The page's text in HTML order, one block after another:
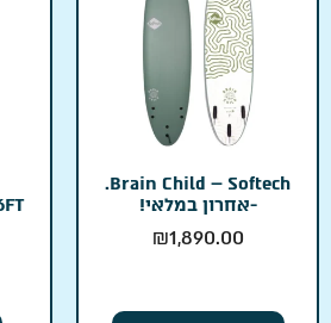
Brain Child – Softech.
-אחרון במלאי!
₪1,890.00